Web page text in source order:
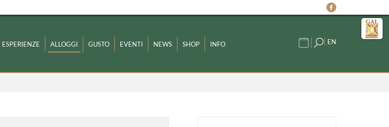
ESPERIENZE ALLOGGI GUSTO EVENTI NEWS SHOP INFO EN